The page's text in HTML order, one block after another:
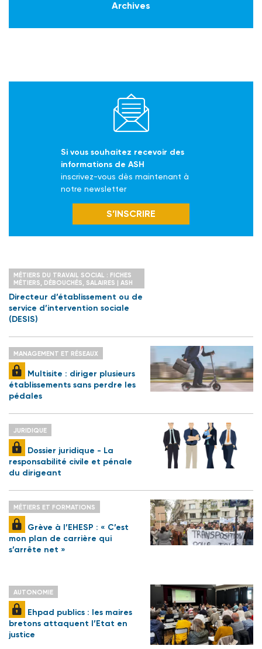
Archives
Si vous souhaitez recevoir des
informations de ASH
inscrivez-vous dès maintenant à
notre newsletter
S’INSCRIRE
MÉTIERS DU TRAVAIL SOCIAL : FICHES
MÉTIERS, DÉBOUCHÉS, SALAIRES | ASH
Directeur d’établissement ou de
service d’intervention sociale
(DESIS)
MANAGEMENT ET RÉSEAUX
Multisite : diriger plusieurs
établissements sans perdre les
pédales
JURIDIQUE
Dossier juridique - La
responsabilité civile et pénale
du dirigeant
MÉTIERS ET FORMATIONS
Grève à l’EHESP : « C’est
mon plan de carrière qui
s’arrête net »
AUTONOMIE
Ehpad publics : les maires
bretons attaquent l’Etat en
justice